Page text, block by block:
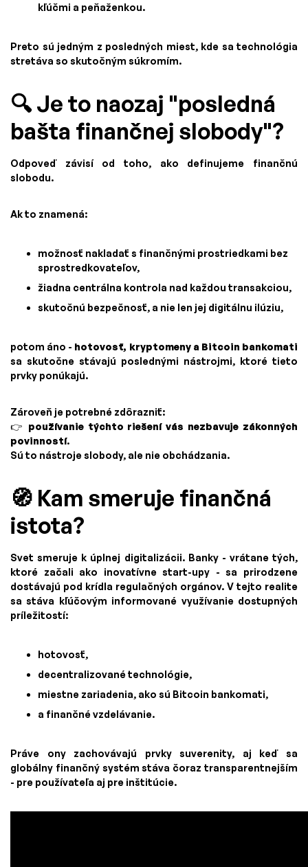
kľúčmi a peňaženkou.
Preto sú jedným z posledných miest, kde sa technológia
stretáva so skutočným súkromím.
🔍 Je to naozaj "posledná
bašta finančnej slobody"?
Odpoveď závisí od toho, ako definujeme finančnú
slobodu.
Ak to znamená:
možnosť nakladať s finančnými prostriedkami bez
sprostredkovateľov,
žiadna centrálna kontrola nad každou transakciou,
skutočnú bezpečnosť, a nie len jej digitálnu ilúziu,
potom áno - hotovosť, kryptomeny a Bitcoin bankomati
sa skutočne stávajú poslednými nástrojmi, ktoré tieto
prvky ponúkajú.
Zároveň je potrebné zdôrazniť:
👉 používanie týchto riešení vás nezbavuje zákonných
povinností.
Sú to nástroje slobody, ale nie obchádzania.
🧭 Kam smeruje finančná
istota?
Svet smeruje k úplnej digitalizácii. Banky - vrátane tých,
ktoré začali ako inovatívne start-upy - sa prirodzene
dostávajú pod krídla regulačných orgánov. V tejto realite
sa stáva kľúčovým informované využívanie dostupných
príležitostí:
hotovosť,
decentralizované technológie,
miestne zariadenia, ako sú Bitcoin bankomati,
a finančné vzdelávanie.
Práve ony zachovávajú prvky suverenity, aj keď sa
globálny finančný systém stáva čoraz transparentnejším
- pre používateľa aj pre inštitúcie.